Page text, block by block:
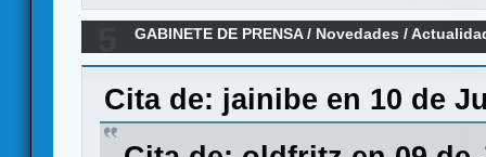
GABINETE DE PRENSA/ Novedades /
Cita de: jainibe en 10 de